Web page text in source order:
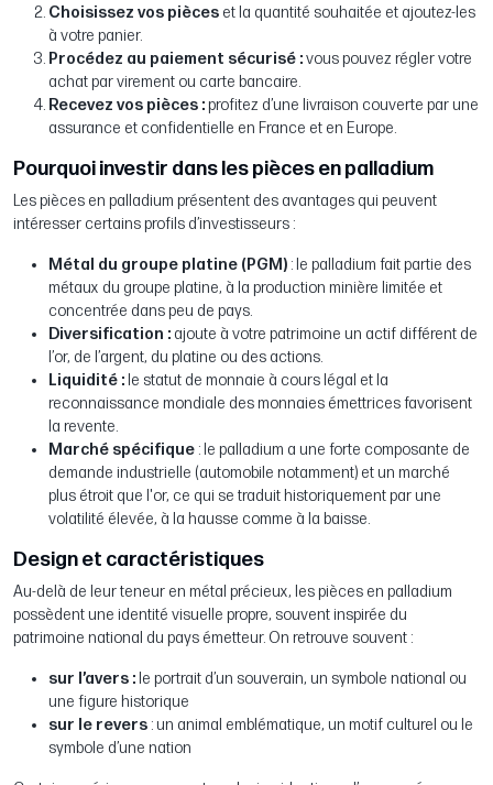
Choisissez vos pièces et la quantité souhaitée et ajoutez-les
à votre panier.
Procédez au paiement sécurisé :vous pouvez régler votre
achat par virement ou carte bancaire.
Recevez vos pièces :profitez d’une livraison couverte par une
assurance et confidentielle en France et en Europe.
Pourquoi investir dans les pièces en palladium
Les pièces en palladium présentent des avantages qui peuvent
intéresser certains profils d’investisseurs :
Métal du groupe platine (PGM) : le palladium fait partie des
métaux du groupe platine, à la production minière limitée et
concentrée dans peu de pays.
Diversification : ajoute à votre patrimoine un actif différent de
l’or, de l’argent, du platine ou des actions.
Liquidité : le statut de monnaie à cours légal et la
reconnaissance mondiale des monnaies émettrices favorisent
la revente.
Marché spécifique : le palladium a une forte composante de
demande industrielle (automobile notamment) et un marché
plus étroit que l'or, ce qui se traduit historiquement par une
volatilité élevée, à la hausse comme à la baisse.
Design et caractéristiques
Au-delà de leur teneur en métal précieux, les pièces en palladium
possèdent une identité visuelle propre, souvent inspirée du
patrimoine national du pays émetteur. On retrouve souvent :
sur l’avers : le portrait d’un souverain, un symbole national ou
une figure historique
sur le revers : un animal emblématique, un motif culturel ou le
symbole d’une nation